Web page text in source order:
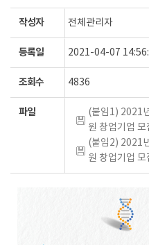
작성자 전체관리자
등록일 2021-04-07
조회수 4836
파일
(붙임1) 2021
원 창업기업
(붙임2) 2021
원 창업기업